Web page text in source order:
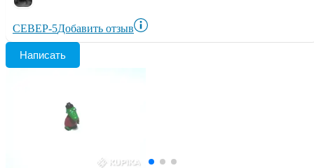
СЕВЕР-5Добавить отзыв
Написать